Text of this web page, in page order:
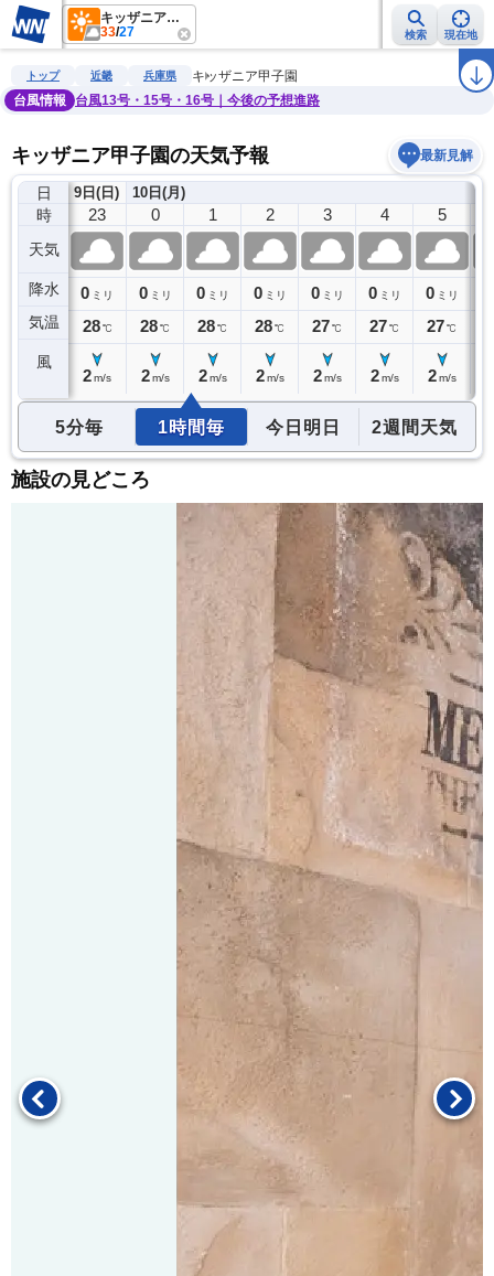
キッザニア甲子園
33/27 検索 現在地
雨雲レーダー 台風情報 地震情報 警報・注意報 ラ
トップ 近畿 兵庫県
キッザニア甲子園
台風情報
台風13号・15号・16号｜今後の予想進路
キッザニア甲子園の天気予報 最新見解
日
時
天気
降水
気温
風
9日(日)
22
0ミリ
29℃
23
0 ミリ
28 ℃
2m/s
10日(月)
0
0 ミリ
28℃
2 m/s
1
0 ミリ
28℃
2 m/s
2
0 ミリ
28℃
2 m/s
3
0 ミリ
27℃
2 m/s
4
0 ミリ
27℃
2 m/s
5
0 ミリ
27℃
2 m/s
5分毎 1時間毎 今日明日 2週間天気
施設の見どころ